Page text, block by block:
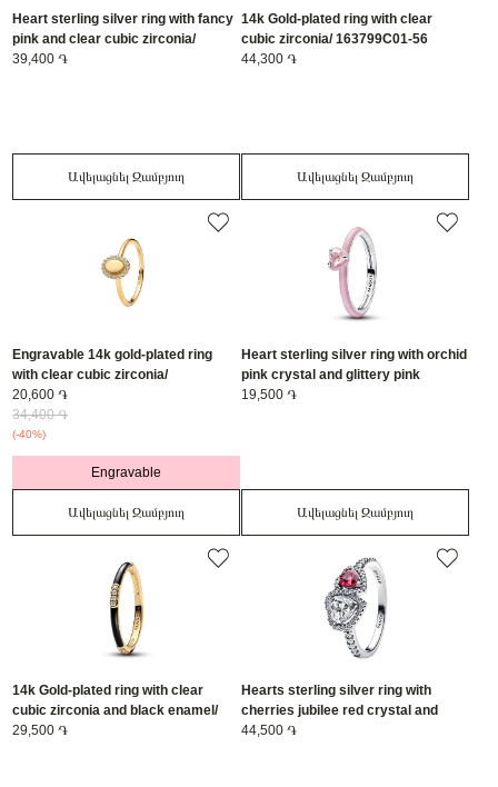
Heart sterling silver ring with fancy
pink and clear cubic zirconia/
198421C03-50
39,400 ֏
Ավելացնել Զամբյուղ
14k Gold-plated ring with clear
cubic zirconia/ 163799C01-56
44,300 ֏
Ավելացնել Զամբյուղ
Engravable 14k gold-plated ring
with clear cubic zirconia/
163800C01-52
20,600 ֏
34,400 ֏
(-40%)
Engravable
Ավելացնել Զամբյուղ
Heart sterling silver ring with orchid
pink crystal and glittery pink
enamel/ 193088C02-56
19,500 ֏
Ավելացնել Զամբյուղ
14k Gold-plated ring with clear
cubic zirconia and black enamel/
163686C01-56
29,500 ֏
Hearts sterling silver ring with
cherries jubilee red crystal and
clear cubic zirconia/ 193662C01-56
44,500 ֏